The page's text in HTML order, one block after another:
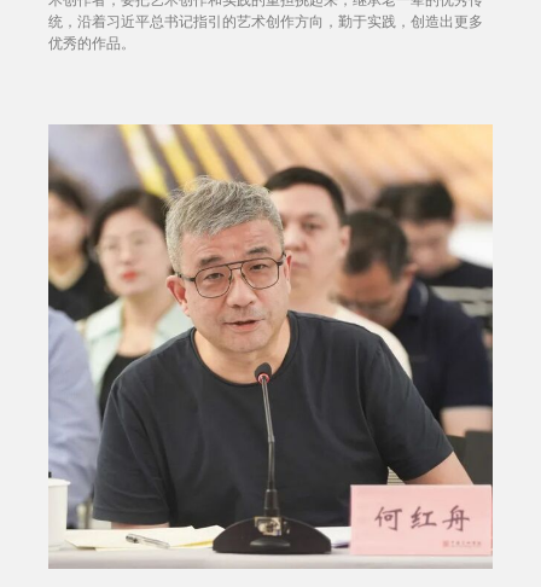
统，沿着习近平总书记指引的艺术创作方向，勤于实践，创造出更多
优秀的作品。